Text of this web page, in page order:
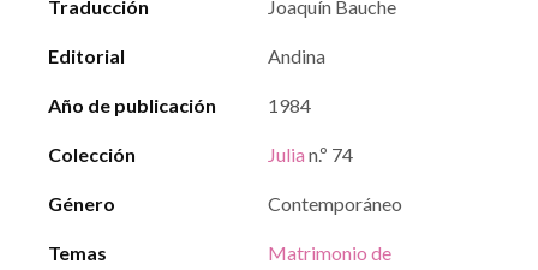
Traducción Joaquín Bauche
Editorial Andina
Año de publicación 1984
Colección Julia n.º 74
Género Contemporáneo
Temas
Matrimonio de